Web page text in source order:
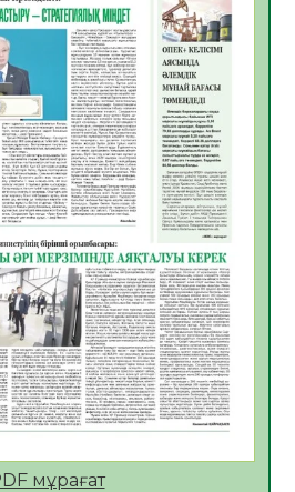
56
54
мәлімет
55
облысы полиция
мыңнан астам
қамтамасыз етті
65
ҰРПАҚ –
АТТЫ КЕҢЕЙТІЛГЕН
66
Азиядағы көшуге ең
мұрағат